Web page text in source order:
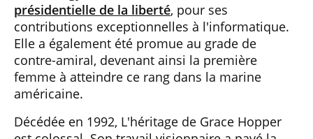
présidentielle de la liberté, pour ses
contributions exceptionnelles à l'informatique.
Elle a également été promue au grade de
contre-amiral, devenant ainsi la première
femme à atteindre ce rang dans la marine
américaine.
Décédée en 1992, L'héritage de Grace Hopper